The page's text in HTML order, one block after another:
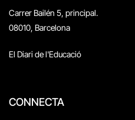
Carrer Bailén 5, principal.
08010, Barcelona
El Diari de l'Educació
CONNECTA